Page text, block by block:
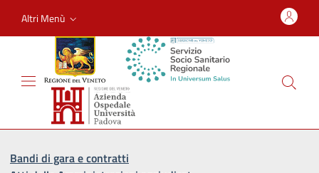
Altri Menù
Bandi di gara e contratti